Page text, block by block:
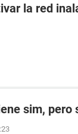
la red
sim, pero